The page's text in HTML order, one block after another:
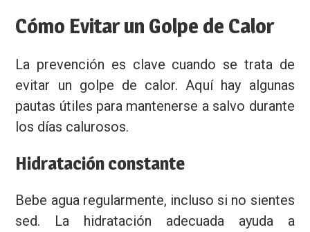
Cómo Evitar un Golpe de Calor
La prevención es clave cuando se trata de
evitar un golpe de calor. Aquí hay algunas
pautas útiles para mantenerse a salvo durante
los días calurosos.
Hidratación constante
Bebe agua regularmente, incluso si no sientes
sed. La hidratación adecuada ayuda a